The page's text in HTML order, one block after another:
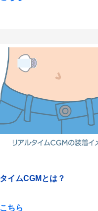
イムCGMとは？
ちら